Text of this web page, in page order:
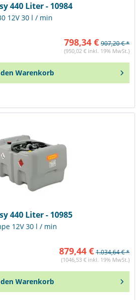
440 Liter - 10984
12V 30 l / min
798,34 € 907,20 € *
(950,02 € inkl. 19% MwSt.)
Warenkorb
440 Liter - 10985
12V 30 l / min
879,44 € 1.034,64 € *
(1046,53 € inkl. 19% MwSt.)
Warenkorb